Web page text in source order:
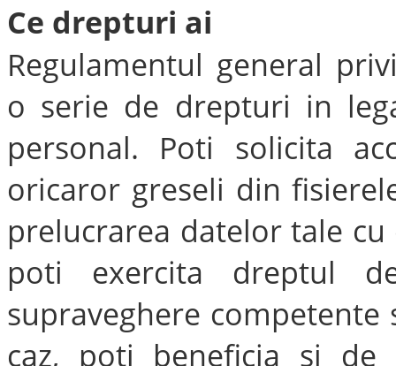
Ce drepturi ai
Regulamentul general
o serie de drepturi in
personal. Poti solicita
oricaror greseli din
prelucrarea datelor tale
poti exercita dreptul
supraveghere
caz, poti beneficia si